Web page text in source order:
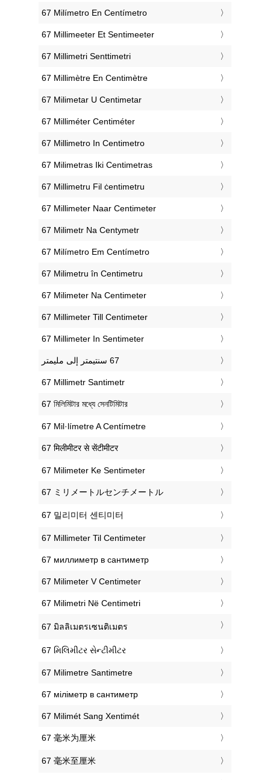
‎67 Milímetro En Centímetro
‎67 Millimeeter Et Sentimeeter
‎67 Millimetri Senttimetri
‎67 Millimètre En Centimètre
‎67 Milimetar U Centimetar
‎67 Milliméter Centiméter
‎67 Millimetro In Centimetro
‎67 Milimetras Iki Centimetras
‎67 Millimetru Fil ċentimetru
‎67 Millimeter Naar Centimeter
‎67 Milimetr Na Centymetr
‎67 Milímetro Em Centímetro
‎67 Milimetru în Centimetru
‎67 Milimeter Na Centimeter
‎67 Millimeter Till Centimeter
‎67 Millimeter In Sentimeter
‎67 Millimetr Santimetr
‎67 মিলিমিটার মধ্যে সেনটিমিটার
‎67 Mil·límetre A Centímetre
‎67 मिलीमीटर से सेंटीमीटर
‎67 Milimeter Ke Sentimeter
‎67 ミリメートルセンチメートル
‎67 밀리미터 센티미터
‎67 Millimeter Til Centimeter
‎67 миллиметр в сантиметр
‎67 Milimeter V Centimeter
‎67 Milimetri Në Centimetri
‎67 มิลลิเมตรเซนติเมตร
‎67 મિલિમીટર સેન્ટીમીટર
‎67 Milimetre Santimetre
‎67 міліметр в сантиметр
‎67 Milimét Sang Xentimét
‎67 毫米为厘米
‎67 毫米至厘米